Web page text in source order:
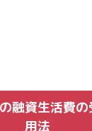
融資生活費
用法